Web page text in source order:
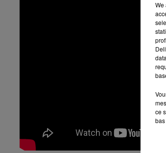
We
ce